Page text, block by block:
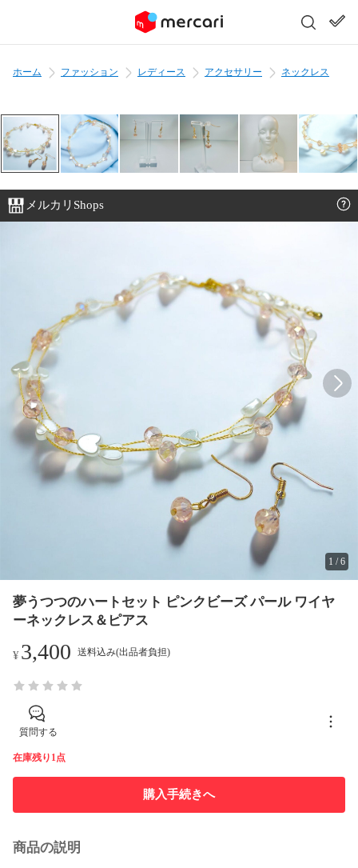
ホーム ファッション レディース アクセサリー ネックレス
メルカリShops
1 /6
夢うつつのハートセット ピンクビーズ パール ワイヤ
ーネックレス＆ピアス
¥3,400 送料込み(出品者負担)
質問する
在庫残り1点
購入手続きへ
商品の説明